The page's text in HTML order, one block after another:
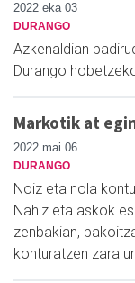
2022 eka 03
DURANGO
Azkenaldian
Durango
Markotik at
2022 mai 06
DURANGO
Noiz eta nola
Nahiz eta askok
zenbakian,
konturatzen zara